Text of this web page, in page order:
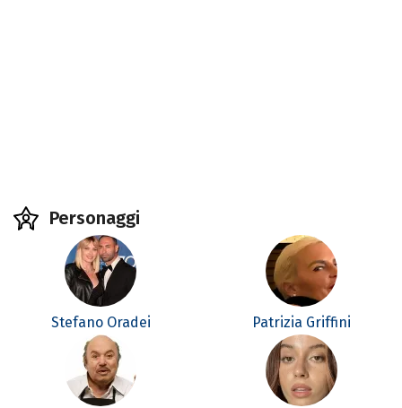
Personaggi
Stefano Oradei Patrizia Griffini